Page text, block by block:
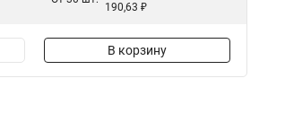
190,63 ₽
В корзину